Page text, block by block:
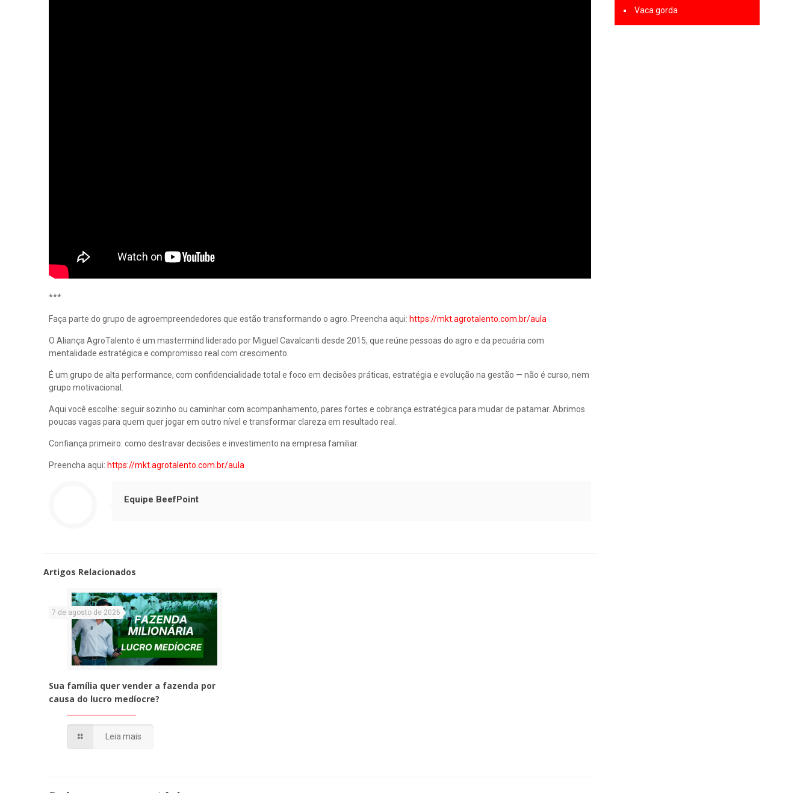
***
Faça parte do grupo de agroempreendedores que estão transformando o agro. Preencha aqui: https://mkt.agrotalento.com.br/aula
O Aliança AgroTalento é um mastermind liderado por Miguel Cavalcanti desde 2015, que reúne pessoas do agro e da pecuária com
mentalidade estratégica e compromisso real com crescimento.
É um grupo de alta performance, com confidencialidade total e foco em decisões práticas, estratégia e evolução na gestão — não é curso, nem
grupo motivacional.
Aqui você escolhe: seguir sozinho ou caminhar com acompanhamento, pares fortes e cobrança estratégica para mudar de patamar. Abrimos
poucas vagas para quem quer jogar em outro nível e transformar clareza em resultado real.
Confiança primeiro: como destravar decisões e investimento na empresa familiar.
Preencha aqui: https://mkt.agrotalento.com.br/aula
Equipe BeefPoint
Artigos Relacionados
7 de agosto de 2026
Sua família quer vender a fazenda por
causa do lucro medíocre?
Leia mais
Vaca gorda